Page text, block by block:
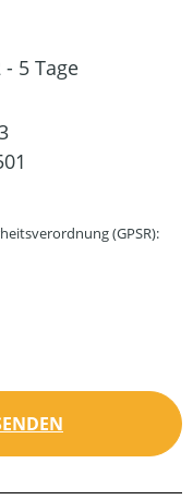
5 Tage
(GPSR):